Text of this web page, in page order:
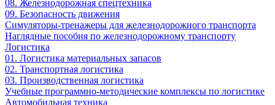
08. Железнодорожная спецтехника
09. Безопасность движения
Симуляторы-тренажеры для железнодорожного транспорта
Наглядные пособия по железнодорожному транспорту
Логистика
01. Логистика материальных запасов
02. Транспортная логистика
03. Производственная логистика
Учебные программно-методические комплексы по логистике
Автомобильная техника